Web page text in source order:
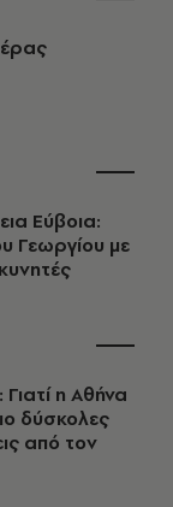
Εύβοια:
Γεωργίου με
η Αθήνα
δύσκολες
από τον